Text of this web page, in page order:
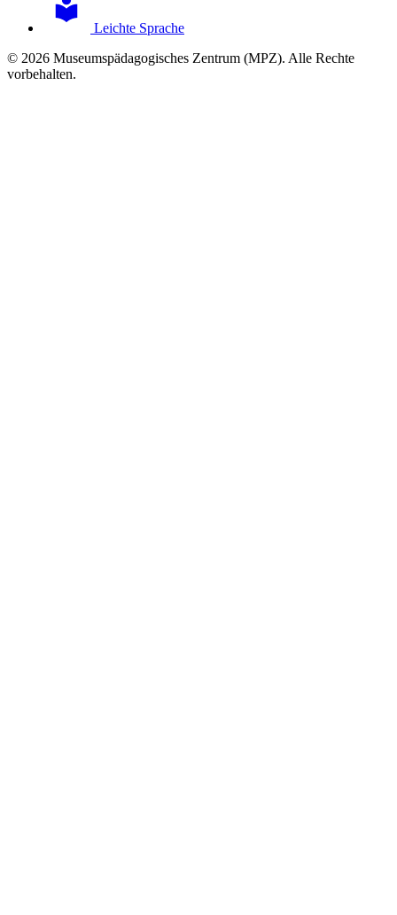
Leichte Sprache
© 2026 Museumspädagogisches Zentrum (MPZ). Alle Rechte
vorbehalten.